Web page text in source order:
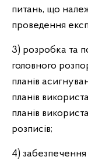
питань, що
проведення
3) розробка та
головного
планів
планів
планів
розписів;
4) забезпечення